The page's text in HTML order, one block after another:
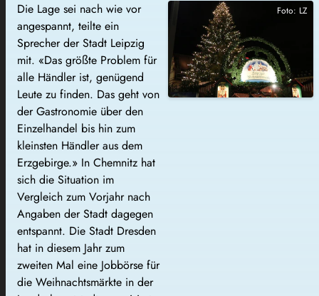
Die Lage sei nach wie vor
angespannt, teilte ein
Sprecher der Stadt Leipzig
mit. «Das größte Problem für
alle Händler ist, genügend
Leute zu finden. Das geht von
der Gastronomie über den
Einzelhandel bis hin zum
kleinsten Händler aus dem
Erzgebirge.» In Chemnitz hat
sich die Situation im
Vergleich zum Vorjahr nach
Angaben der Stadt dagegen
entspannt. Die Stadt Dresden
hat in diesem Jahr zum
zweiten Mal eine Jobbörse für
die Weihnachtsmärkte in der
Foto: LZ